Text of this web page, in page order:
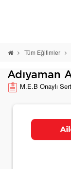
Tüm Eğitimler
Adıyaman
M.E.B Onaylı